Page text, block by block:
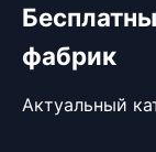
фабрик
Актуальный